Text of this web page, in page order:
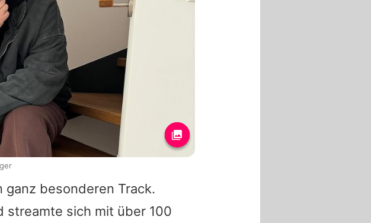
ganz besonderen Track.
streamte sich mit über 100